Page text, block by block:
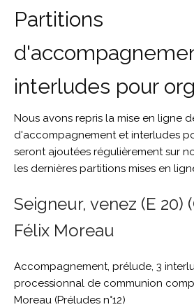
Partitions
interludes pour
Nous avons repris la mise en ligne
d'accompagnement et interludes
seront ajoutées régulièrement sur
les dernières partitions mises en
Seigneur, venez (E 20)
Félix Moreau
Accompagnement, prélude, 3
processionnal de communion
Moreau (Préludes n°12)